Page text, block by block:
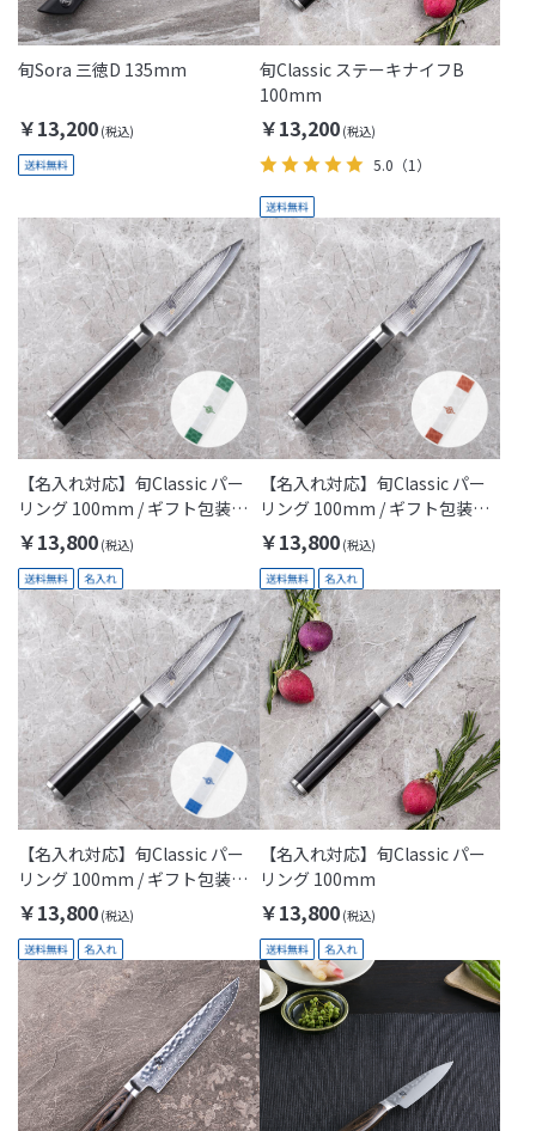
旬Sora 三徳D 135mm
￥13,200
旬Classic ステーキナイフB
100mm
￥13,200
5.0 （1）
【名入れ対応】旬Classic パー
リング 100mm / ギフト包装付
き(Thanks Dad)
￥13,800
【名入れ対応】旬Classic パー
リング 100mm / ギフト包装付
き(Thanks Mom)
￥13,800
【名入れ対応】旬Classic パー
リング 100mm / ギフト包装付
き(KAI Gift)
￥13,800
【名入れ対応】旬Classic パー
リング 100mm
￥13,800